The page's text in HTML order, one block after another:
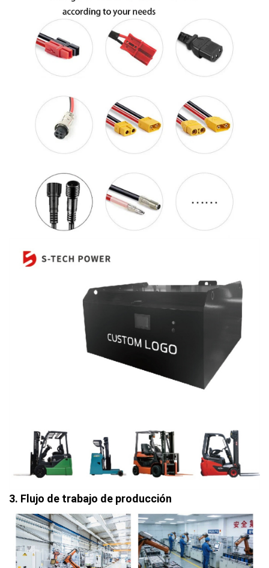
3. Flujo de trabajo de producción